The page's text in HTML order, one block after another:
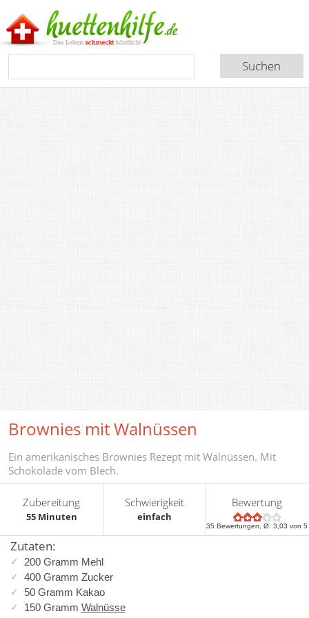
Brownies mit Walnüssen
Ein amerikanisches Brownies Rezept mit Walnüssen. Mit
Schokolade vom Blech.
Zubereitung
55 Minuten
Schwierigkeit
einfach
Bewertung
35 Bewertungen, Ø:3,03 von 5
Zutaten:
200 Gramm Mehl
400 Gramm Zucker
50 Gramm Kakao
150 Gramm Walnüsse